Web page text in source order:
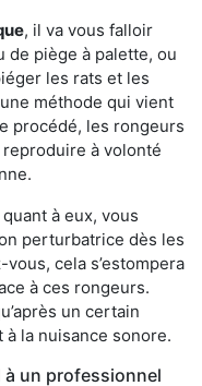
, il va vous falloir
de piège à palette, ou
les rats et les
méthode qui vient
procédé, les rongeurs
à volonté
à eux, vous
perturbatrice dès les
cela s’estompera
à ces rongeurs.
un certain
la nuisance sonore.
un professionnel